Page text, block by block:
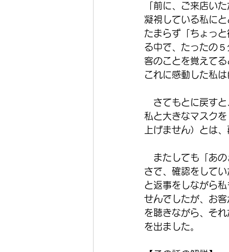
「前に、ご来店い
凝視している私に
たまらず「ちょっ
る中で、たったの
客のことを覚えて
これに感動した私
さてもとに戻すと
私と大きなマスク
上げません）とは
またしても「あの
さで、確認をして
と返事をしながら
せんでしたが、お
を聴きながら、そ
を出ました。